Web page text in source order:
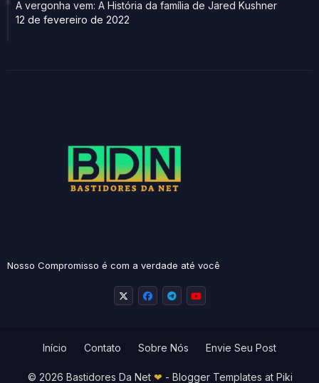
A vergonha vem: A História da família de Jared Kushner
12 de fevereiro de 2022
Nosso Compromisso é com a verdade até você
© 2026 Bastidores Da Net ❤ - Blogger Templates at Piki
Início Contato Sobre Nós Envie Seu Post